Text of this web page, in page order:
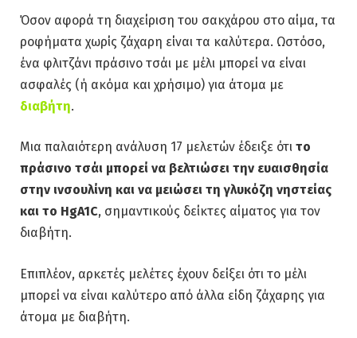
Όσον αφορά τη διαχείριση του σακχάρου στο αίμα, τα
ροφήματα χωρίς ζάχαρη είναι τα καλύτερα. Ωστόσο,
ένα φλιτζάνι πράσινο τσάι με μέλι μπορεί να είναι
ασφαλές (ή ακόμα και χρήσιμο) για άτομα με
διαβήτη.
Μια παλαιότερη ανάλυση 17 μελετών έδειξε ότι το
πράσινο τσάι μπορεί να βελτιώσει την ευαισθησία
στην ινσουλίνη και να μειώσει τη γλυκόζη νηστείας
και το HgA1C, σημαντικούς δείκτες αίματος για τον
διαβήτη.
Επιπλέον, αρκετές μελέτες έχουν δείξει ότι το μέλι
μπορεί να είναι καλύτερο από άλλα είδη ζάχαρης για
άτομα με διαβήτη.